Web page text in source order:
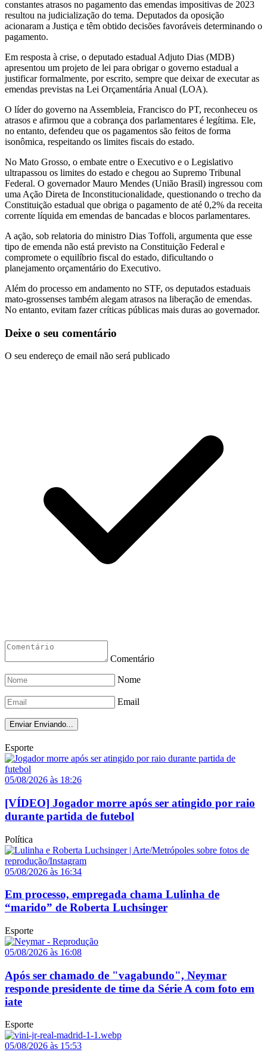
constantes atrasos no pagamento das emendas impositivas de 2023
resultou na judicialização do tema. Deputados da oposição
acionaram a Justiça e têm obtido decisões favoráveis determinando o
pagamento.
Em resposta à crise, o deputado estadual Adjuto Dias (MDB)
apresentou um projeto de lei para obrigar o governo estadual a
justificar formalmente, por escrito, sempre que deixar de executar as
emendas previstas na Lei Orçamentária Anual (LOA).
O líder do governo na Assembleia, Francisco do PT, reconheceu os
atrasos e afirmou que a cobrança dos parlamentares é legítima. Ele,
no entanto, defendeu que os pagamentos são feitos de forma
isonômica, respeitando os limites fiscais do estado.
No Mato Grosso, o embate entre o Executivo e o Legislativo
ultrapassou os limites do estado e chegou ao Supremo Tribunal
Federal. O governador Mauro Mendes (União Brasil) ingressou com
uma Ação Direta de Inconstitucionalidade, questionando o trecho da
Constituição estadual que obriga o pagamento de até 0,2% da receita
corrente líquida em emendas de bancadas e blocos parlamentares.
A ação, sob relatoria do ministro Dias Toffoli, argumenta que esse
tipo de emenda não está previsto na Constituição Federal e
compromete o equilíbrio fiscal do estado, dificultando o
planejamento orçamentário do Executivo.
Além do processo em andamento no STF, os deputados estaduais
mato-grossenses também alegam atrasos na liberação de emendas.
No entanto, evitam fazer críticas públicas mais duras ao governador.
Deixe o seu comentário
O seu endereço de email não será publicado
Comentário
Nome
Email
Enviar Enviando...
Esporte
05/08/2026 às 18:26
[VÍDEO] Jogador morre após ser atingido por raio
durante partida de futebol
Política
05/08/2026 às 16:34
Em processo, empregada chama Lulinha de
“marido” de Roberta Luchsinger
Esporte
05/08/2026 às 16:08
Após ser chamado de "vagabundo", Neymar
responde presidente de time da Série A com foto em
iate
Esporte
05/08/2026 às 15:53